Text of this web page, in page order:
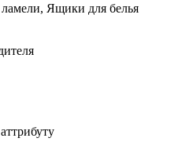
Ящики для белья